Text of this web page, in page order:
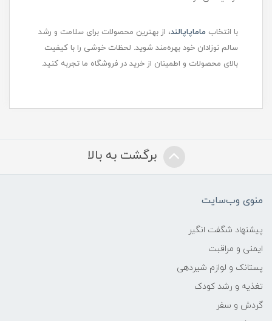
با انتخاب ماماپاپالند، از بهترین محصولات برای سلامت و رشد
سالم نوزادان خود بهره‌مند شوید. لحظات خوشی را با کیفیت
بالای محصولات و اطمینان از خرید در فروشگاه ما تجربه کنید.
برگشت به بالا
منوی وب‌سایت
پیشنهاد شگفت انگیر
ایمنی و مراقبت
پستانک و لوازم شیردهی
تغذیه و رشد کودک
گردش و سفر